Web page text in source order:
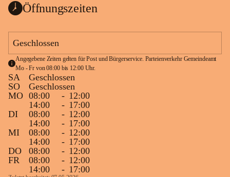
Öffnungszeiten
Geschlossen
Angegebene Zeiten gelten für Post und Bürgerservice. Parteienverkehr Gemeindeamt
Mo - Fr von 08:00 bis 12:00 Uhr.
SA
Geschlossen
SO
Geschlossen
MO 08:00 - 12:00
14:00
- 17:00
DI
08:00 - 12:00
14:00
- 17:00
MI
08:00 - 12:00
14:00
- 17:00
DO
08:00 - 12:00
FR
08:00 - 12:00
14:00
- 17:00